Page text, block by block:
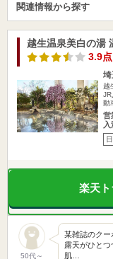
関連情報から探す
越生温泉美白の湯
3.9点
埼
越
動
営
楽天
50代～
某雑誌のクー
露天がひと
肌…